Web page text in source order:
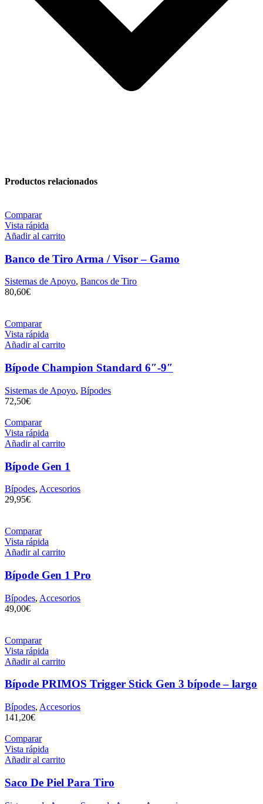
Productos relacionados
Comparar
Vista rápida
Añadir al carrito
Banco de Tiro Arma / Visor – Gamo
Sistemas de Apoyo, Bancos de Tiro
80,60€
Comparar
Vista rápida
Añadir al carrito
Bípode Champion Standard 6″-9″
Sistemas de Apoyo, Bípodes
72,50€
Comparar
Vista rápida
Añadir al carrito
Bípode Gen 1
Bípodes, Accesorios
29,95€
Comparar
Vista rápida
Añadir al carrito
Bípode Gen 1 Pro
Bípodes, Accesorios
49,00€
Comparar
Vista rápida
Añadir al carrito
Bípode PRIMOS Trigger Stick Gen 3 bípode – largo
Bípodes, Accesorios
141,20€
Comparar
Vista rápida
Añadir al carrito
Saco De Piel Para Tiro